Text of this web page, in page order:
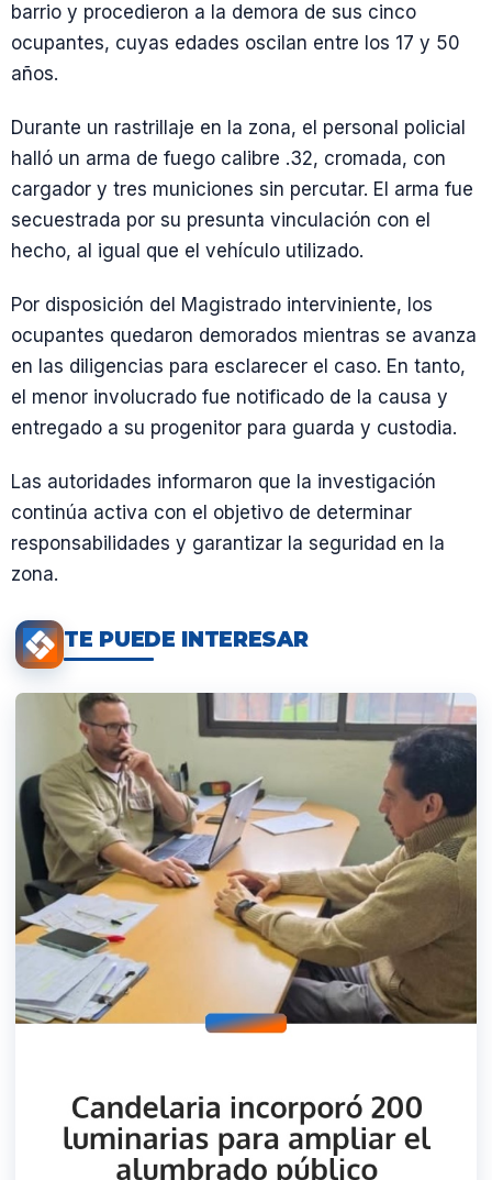
barrio y procedieron a la demora de sus cinco
ocupantes, cuyas edades oscilan entre los 17 y 50
años.
Durante un rastrillaje en la zona, el personal policial
halló un arma de fuego calibre .32, cromada, con
cargador y tres municiones sin percutar. El arma fue
secuestrada por su presunta vinculación con el
hecho, al igual que el vehículo utilizado.
Por disposición del Magistrado interviniente, los
ocupantes quedaron demorados mientras se avanza
en las diligencias para esclarecer el caso. En tanto,
el menor involucrado fue notificado de la causa y
entregado a su progenitor para guarda y custodia.
Las autoridades informaron que la investigación
continúa activa con el objetivo de determinar
responsabilidades y garantizar la seguridad en la
zona.
TE PUEDE INTERESAR